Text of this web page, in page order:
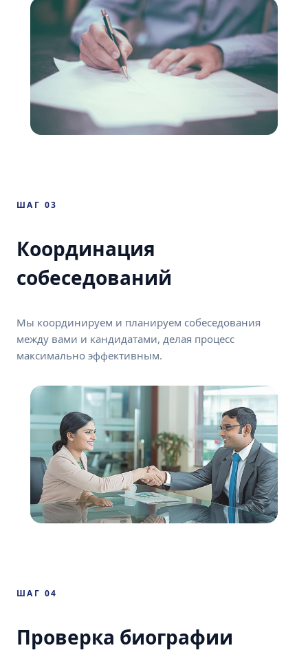
ШАГ 03
Координация
собеседований
Мы координируем и планируем собеседования
между вами и кандидатами, делая процесс
максимально эффективным.
ШАГ 04
Проверка биографии